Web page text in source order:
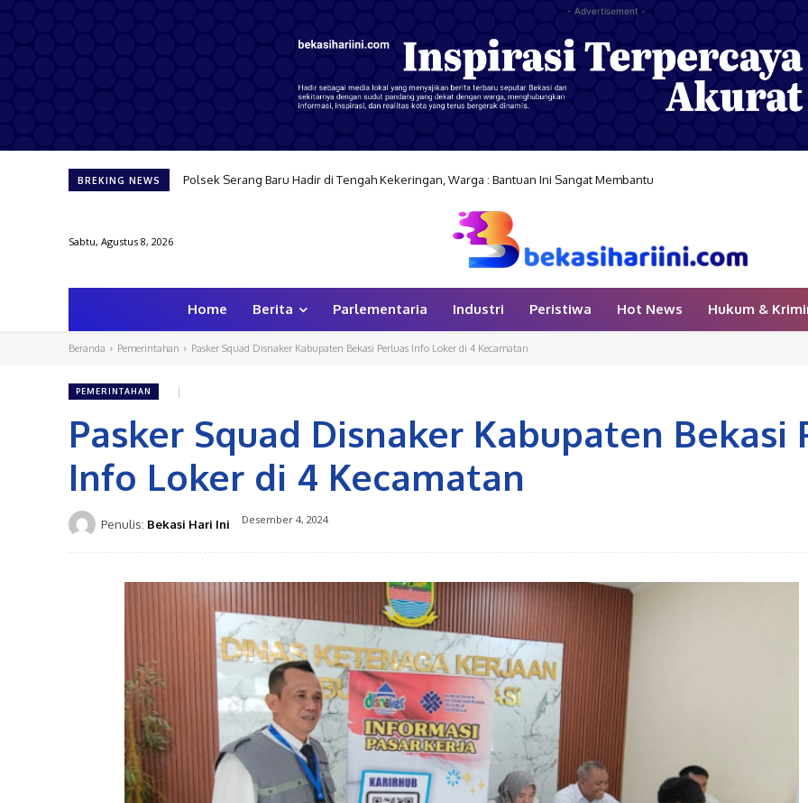
- Advertisement -
BREKING NEWS Polsek Serang Baru Hadir di Tengah Kekeringan, Warga : Bantuan Ini Sangat Membantu
Kapolsek Babelan Beri Pelayanan dan Pengamanan Milad Attaqwa ke-70 di Babelan
Sabtu, Agustus 8, 2026
Home Berita Parlementaria Industri Peristiwa Hot News Hukum &
Beranda Pemerintahan Pasker Squad Disnaker Kabupaten Bekasi Perluas Info Loker di 4 Kecamatan
PEMERINTAHAN
Pasker Squad Disnaker Kabupaten Bekasi
Info Loker di 4 Kecamatan
Penulis: Bekasi Hari Ini Desember 4, 2024